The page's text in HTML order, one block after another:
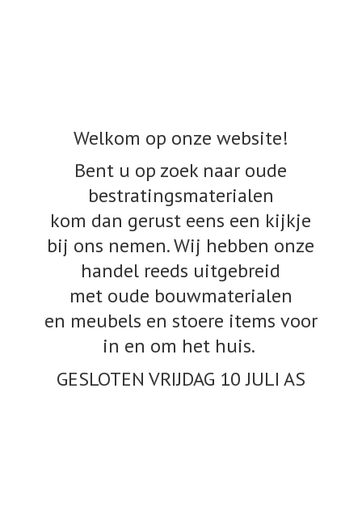
Welkom op onze website!
Bent u op zoek naar oude
bestratingsmaterialen
kom dan gerust eens een kijkje
bij ons nemen. Wij hebben onze
handel reeds uitgebreid
met oude bouwmaterialen
en meubels en stoere items voor
in en om het huis.
GESLOTEN VRIJDAG 10JULI AS